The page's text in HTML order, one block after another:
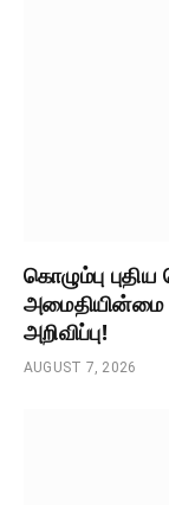
கொழும்பு
அமைதியின்மை
அறிவிப்பு!
AUGUST 7, 2026